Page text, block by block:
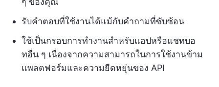
รับคำตอบที่ใช้งานได้แม้กับคำถามที่ซับซ้อน
ใช้เป็นกรอบการทำงานสำหรับแอปหรือแชทบอ
ทอื่น ๆ เนื่องจากความสามารถในการใช้งานข้าม
แพลตฟอร์มและความยืดหยุ่นของ API